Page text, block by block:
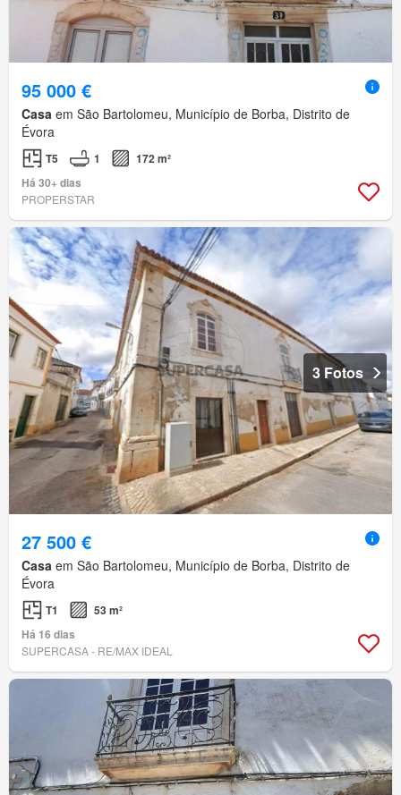
95 000 €
Casa em São Bartolomeu, Município de Borba, Distrito de
Évora
T5 1
172 m²
Há 30+ dias
PROPERSTAR
3 Fotos
27 500 €
Casa em São Bartolomeu, Município de Borba, Distrito de
Évora
T1
53 m²
Há 16 dias
SUPERCASA - RE/MAX IDEAL